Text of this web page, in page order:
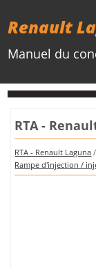
Renault
Manuel du
RTA -
RTA - Renault Laguna /
Rampe d'injection /